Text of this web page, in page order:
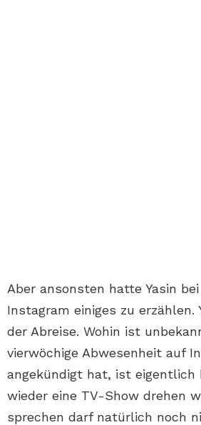
Aber ansonsten hatte Yasin
Instagram einiges zu erzählen.
der Abreise. Wohin ist
vierwöchige Abwesenheit auf
angekündigt hat, ist eigentlich
wieder eine TV-Show drehen
sprechen darf natürlich noch